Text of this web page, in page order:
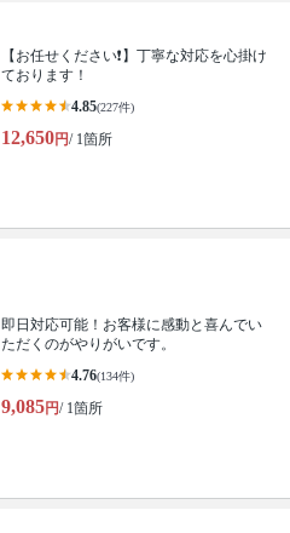
【お任せください❗️】丁寧な対応を心掛け
ております！
4.85(227件)
12,650円/ 1箇所
即日対応可能！お客様に感動と喜んでい
ただくのがやりがいです。
4.76(134件)
9,085円/ 1箇所